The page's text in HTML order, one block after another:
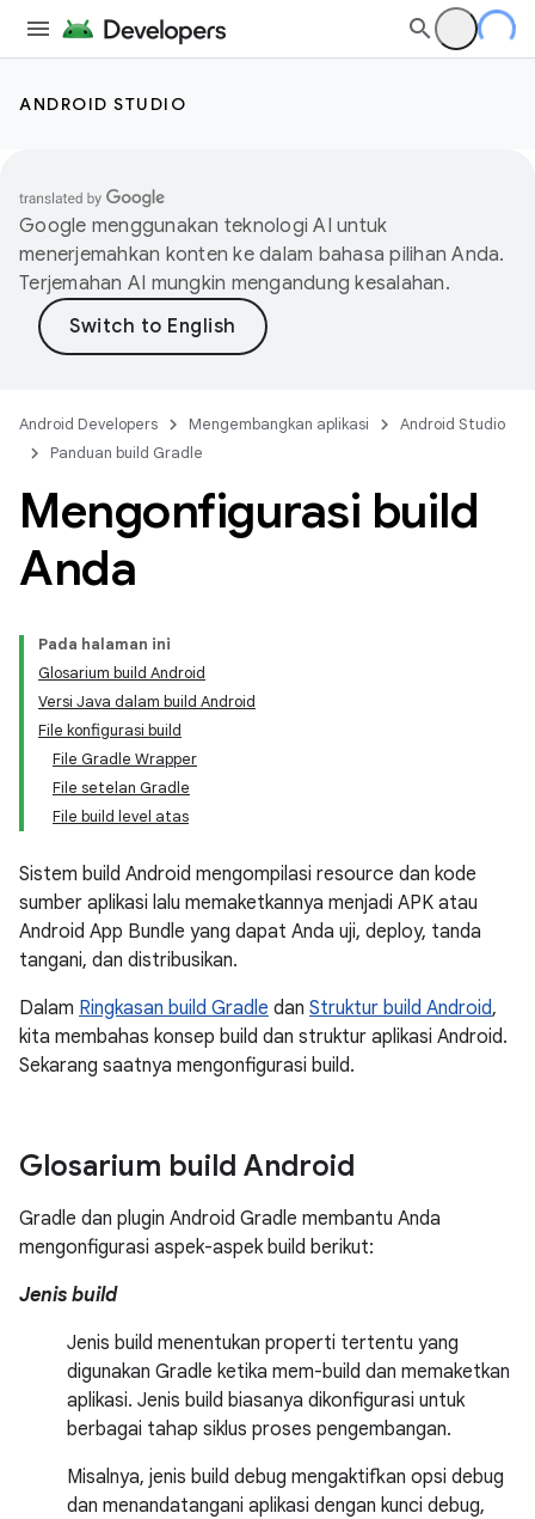
ANDROID STUDIO
Google menggunakan teknologi AI untuk
menerjemahkan konten ke dalam bahasa pilihan Anda.
Terjemahan AI mungkin mengandung kesalahan.
Android Developers Mengembangkan aplikasi
Android Studio
Panduan build Gradle
Mengonfigurasi build
Anda
Pada halaman ini
Glosarium build Android
Versi Java dalam build Android
File konfigurasi build
File Gradle Wrapper
File setelan Gradle
File build level atas
Sistem build Android mengompilasi resource dan kode
sumber aplikasi lalu memaketkannya menjadi APK atau
Android App Bundle yang dapat Anda uji, deploy, tanda
tangani, dan distribusikan.
Dalam Ringkasan build Gradle dan Struktur build Android,
kita membahas konsep build dan struktur aplikasi Android.
Sekarang saatnya mengonfigurasi build.
Glosarium build Android
Gradle dan plugin Android Gradle membantu Anda
mengonfigurasi aspek-aspek build berikut:
Jenis build
Jenis build menentukan properti tertentu yang
digunakan Gradle ketika mem-build dan memaketkan
aplikasi. Jenis build biasanya dikonfigurasi untuk
berbagai tahap siklus proses pengembangan.
Misalnya, jenis build debug mengaktifkan opsi debug
dan menandatangani aplikasi dengan kunci debug,